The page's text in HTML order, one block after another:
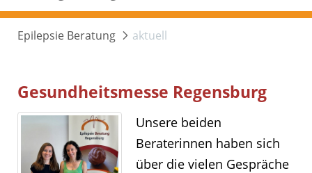
Epilepsie Beratung aktuell
Gesundheitsmesse Regensburg
Unsere beiden
Beraterinnen haben sich
über die vielen Gespräche